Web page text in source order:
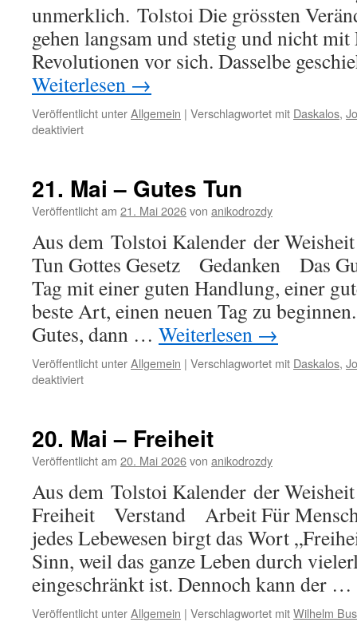
unmerklich. Tolstoi Die grössten
gehen langsam und stetig und nicht
Revolutionen vor sich. Dasselbe
Weiterlesen →
Veröffentlicht unterAllgemein | Verschlagwortet mit Daskalos,
deaktiviertfür
Fortschritt
21. Mai – Gutes Tun
Veröffentlicht am 21. Mai 2026von anikodrozdy
Aus dem Tolstoi Kalender der
Tun Gottes Gesetz Gedanken Das
Tag mit einer guten Handlung, einer
beste Art, einen neuen Tag zu
Gutes, dann … Weiterlesen →
Veröffentlicht unterAllgemein | Verschlagwortet mit Daskalos,
deaktiviertfür
Gutes
Tun
20. Mai – Freiheit
Veröffentlicht am 20. Mai 2026von anikodrozdy
Aus dem Tolstoi Kalender der
Freiheit Verstand Arbeit Für
jedes Lebewesen birgt das Wort
Sinn, weil das ganze Leben durch
eingeschränkt ist. Dennoch kann der …
Veröffentlicht unterAllgemein | Verschlagwortet mitWilhelm